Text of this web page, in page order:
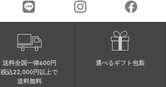
送料全国一律600円
税込22,000円以上で
送料無料
選べるギフト包装